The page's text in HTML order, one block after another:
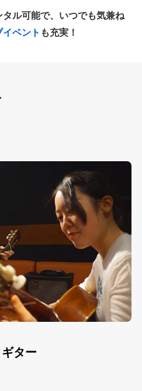
ル可能で、いつでも気兼ね
イベント も充実！
ター